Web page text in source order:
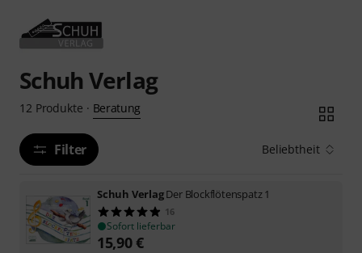
Schuh Verlag
12 Produkte · Beratung
Filter Beliebtheit
Schuh VerlagDer Blockflötenspatz 1
16
Sofort lieferbar
15,90€